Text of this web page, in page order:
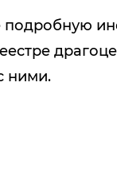
подробную
ними.